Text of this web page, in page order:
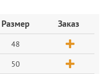
Размер Заказ
48
50